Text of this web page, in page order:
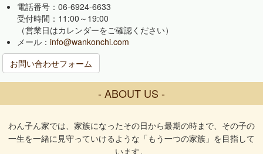
電話番号：06-6924-6633
受付時間：11:00～19:00
（営業日はカレンダーをご確認ください）
メール：info@wankonchi.com
お問い合わせフォーム
- ABOUT US -
わん子ん家では、家族になったその日から最期の時まで、その子の
一生を一緒に見守っていけるような「もう一つの家族」を目指して
います。